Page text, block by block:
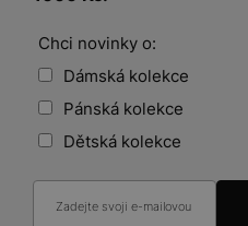
Chci novinky o:
Dámská kolekce
Pánská kolekce
Dětská kolekce